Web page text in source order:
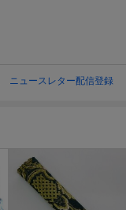
ニュースレター配信登録